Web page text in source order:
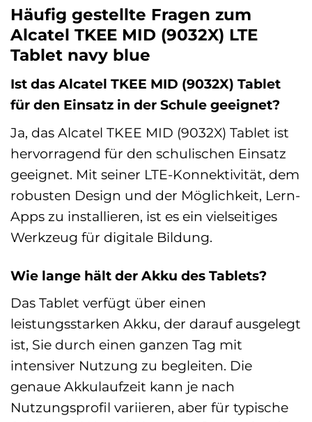
Häufig gestellte Fragen zum
Alcatel TKEE MID (9032X) LTE
Tablet navy blue
Ist das Alcatel TKEE MID (9032X) Tablet
für den Einsatz in der Schule geeignet?
Ja, das Alcatel TKEE MID (9032X) Tablet ist
hervorragend für den schulischen Einsatz
geeignet. Mit seiner LTE-Konnektivität, dem
robusten Design und der Möglichkeit, Lern-
Apps zu installieren, ist es ein vielseitiges
Werkzeug für digitale Bildung.
Wie lange hält der Akku des Tablets?
Das Tablet verfügt über einen
leistungsstarken Akku, der darauf ausgelegt
ist, Sie durch einen ganzen Tag mit
intensiver Nutzung zu begleiten. Die
genaue Akkulaufzeit kann je nach
Nutzungsprofil variieren, aber für typische